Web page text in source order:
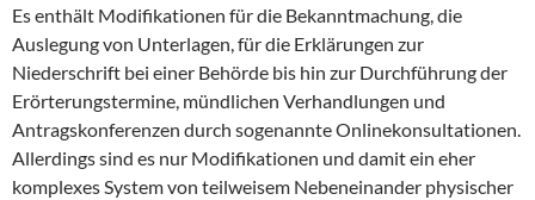
Es enthält Modifikationen für die Bekanntmachung, die
Auslegung von Unterlagen, für die Erklärungen zur
Niederschrift bei einer Behörde bis hin zur Durchführung der
Erörterungstermine, mündlichen Verhandlungen und
Antragskonferenzen durch sogenannte Onlinekonsultationen.
Allerdings sind es nur Modifikationen und damit ein eher
komplexes System von teilweisem Nebeneinander physischer